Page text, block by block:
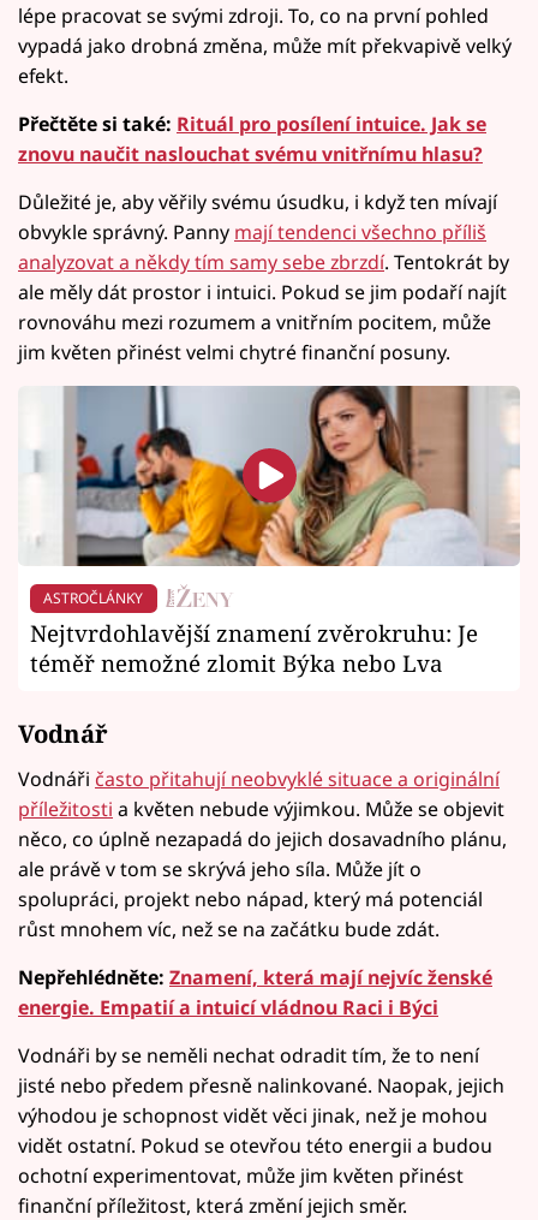
lépe pracovat se svými zdroji. To, co na první pohled
vypadá jako drobná změna, může mít překvapivě velký
efekt.
Přečtěte si také: Rituál pro posílení intuice. Jak se
znovu naučit naslouchat svému vnitřnímu hlasu?
Důležité je, aby věřily svému úsudku, i když ten mívají
obvykle správný. Panny mají tendenci všechno příliš
analyzovat a někdy tím samy sebe zbrzdí. Tentokrát by
ale měly dát prostor i intuici. Pokud se jim podaří najít
rovnováhu mezi rozumem a vnitřním pocitem, může
jim květen přinést velmi chytré finanční posuny.
ASTROČLÁNKY
Nejtvrdohlavější znamení zvěrokruhu: Je
téměř nemožné zlomit Býka nebo Lva
Vodnář
Vodnáři často přitahují neobvyklé situace a originální
příležitosti a květen nebude výjimkou. Může se objevit
něco, co úplně nezapadá do jejich dosavadního plánu,
ale právě v tom se skrývá jeho síla. Může jít o
spolupráci, projekt nebo nápad, který má potenciál
růst mnohem víc, než se na začátku bude zdát.
Nepřehlédněte: Znamení, která mají nejvíc ženské
energie. Empatií a intuicí vládnou Raci i Býci
Vodnáři by se neměli nechat odradit tím, že to není
jisté nebo předem přesně nalinkované. Naopak, jejich
výhodou je schopnost vidět věci jinak, než je mohou
vidět ostatní. Pokud se otevřou této energii a budou
ochotní experimentovat, může jim květen přinést
finanční příležitost, která změní jejich směr.